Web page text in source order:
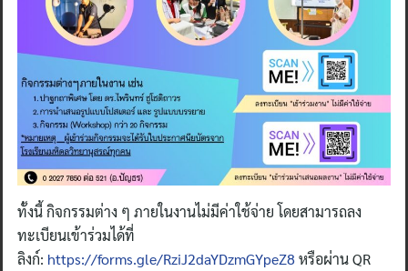
ทั้งนี้ กิจกรรมต่าง ๆ ภายในงานไม่มีค่าใช้จ่าย โดยสามารถลง
ทะเบียนเข้าร่วมได้ที่
ลิงก์: https://forms.gle/RziJ2daYDzmGYpeZ8หรือผ่าน QR